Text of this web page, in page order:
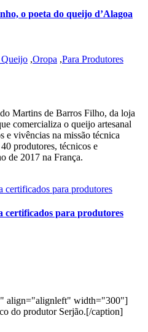
o poeta do queijo d’Alagoa
,Oropa ,Para Produtores
Martins de Barros Filho, da loja
comercializa o queijo artesanal
e vivências na missão técnica
produtores, técnicos e
de 2017 na França.
certificados para produtores
align="alignleft" width="300"]
do produtor Serjão.[/caption]